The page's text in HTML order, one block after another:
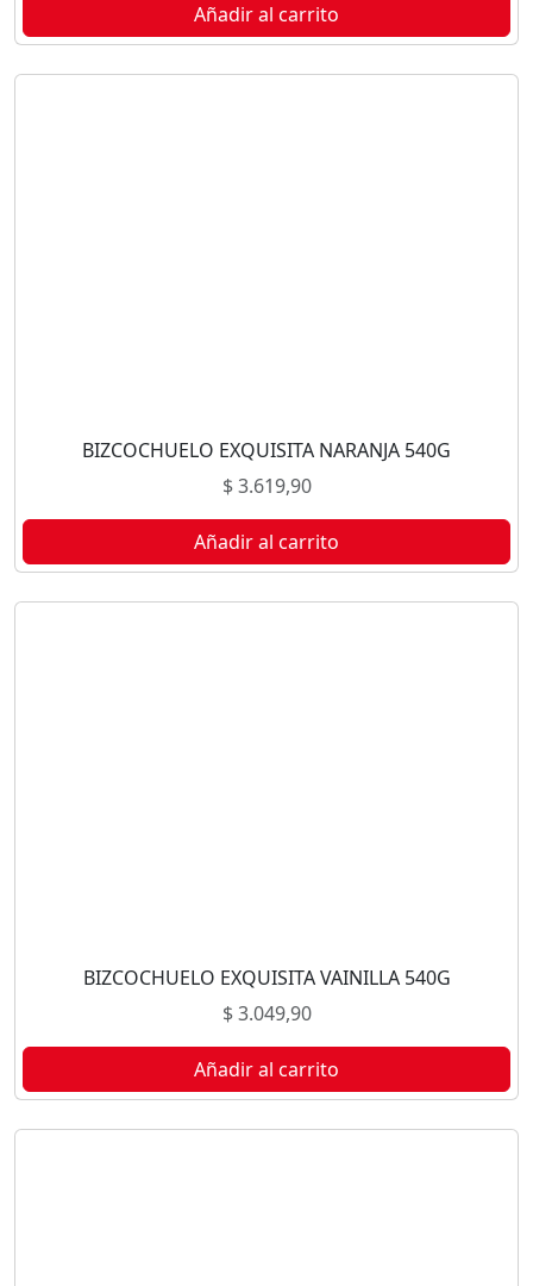
Añadir al carrito
BIZCOCHUELO EXQUISITA NARANJA 540G
$3.619,90
Añadir al carrito
BIZCOCHUELO EXQUISITA VAINILLA 540G
$3.049,90
Añadir al carrito